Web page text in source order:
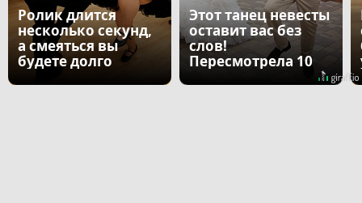
Ролик длится
несколько секунд,
а смеяться вы
будете долго
Этот танец невесты
оставит вас без
слов!
Пересмотрела 10